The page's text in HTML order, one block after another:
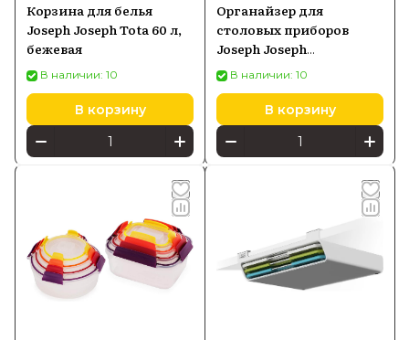
Корзина для белья
Joseph Joseph Tota 60 л,
бежевая
В наличии: 10
В корзину
Органайзер для
столовых приборов
Joseph Joseph
CounterStore Коллекция
100, 12.5x23x31 см
В наличии: 10
В корзину